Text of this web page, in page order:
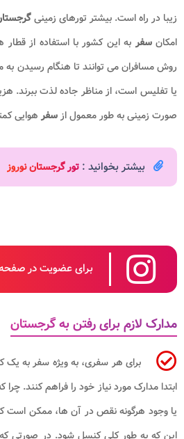
زیبا در راه است. بیشتر تورهای زمینی
امکانسفربه این کشور با استفاده از
روش مسافران می توانند تا هنگام رسیدن به
یا تفلیس است، از مناظر جاده لذت ببرند.
صورت زمینی به طور معمول ازسفرهوایی
بیشتر بخوانید : تور گرجستان نوروز
برای عضویت در صفحه
مدارک لازم برای رفتن به گرجستان
برای هر سفری، به ویژه سفر به یک
ابتدا مدارک مورد نیاز خود را فراهم کنند.
یا وجود هرگونه نقص در آن ها، ممکن است
این که به طور کلی کنسل شود. در صورتی که